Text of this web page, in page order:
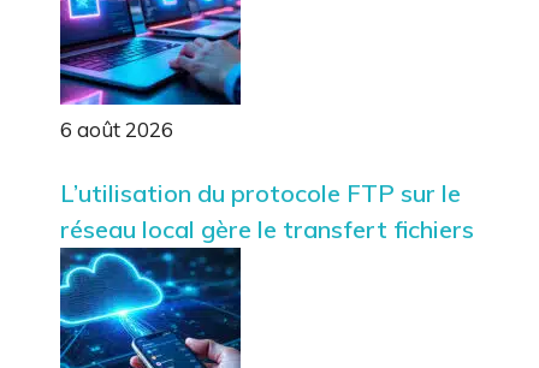
6 août 2026
L’utilisation du protocole FTP sur le
réseau local gère le transfert fichiers